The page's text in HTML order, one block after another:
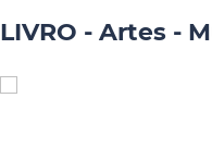
LIVRO - Artes -